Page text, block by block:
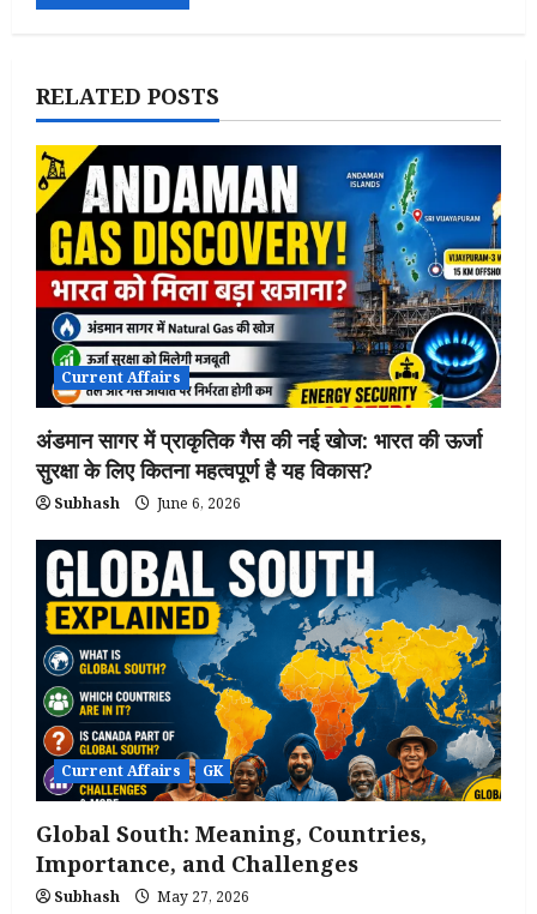
RELATED POSTS
Current Affairs
अंडमान सागर में प्राकृतिक गैस की नई खोज: भारत की ऊर्जा
सुरक्षा के लिए कितना महत्वपूर्ण है यह विकास?
Subhash June 6, 2026
Current Affairs GK
Global South: Meaning, Countries,
Importance, and Challenges
Subhash May 27, 2026